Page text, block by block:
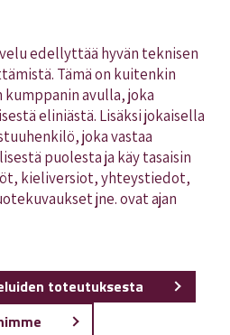
edellyttää hyvän teknisen
Tämä on kuitenkin
avulla, joka
eliniästä. Lisäksi jokaisella
joka vastaa
puolesta ja käy tasaisin
kieliversiot, yhteystiedot,
jne. ovat ajan
toteutuksesta